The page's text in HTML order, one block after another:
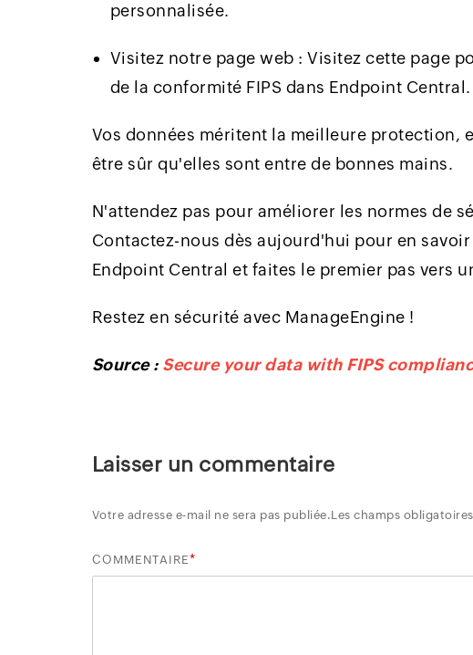
personnalisée.
Visitez notre page web : Visitez cette page
de la conformité FIPS dans Endpoint Central.
Vos données méritent la meilleure protection,
être sûr qu'elles sont entre de bonnes mains.
N'attendez pas pour améliorer les normes de
Contactez-nous dès aujourd'hui pour en
Endpoint Central et faites le premier pas vers
Restez en sécurité avec ManageEngine !
Source : Secure your data with FIPS
Laisser un commentaire
Votre adresse e-mail ne sera pas publiée.Les champs
COMMENTAIRE*